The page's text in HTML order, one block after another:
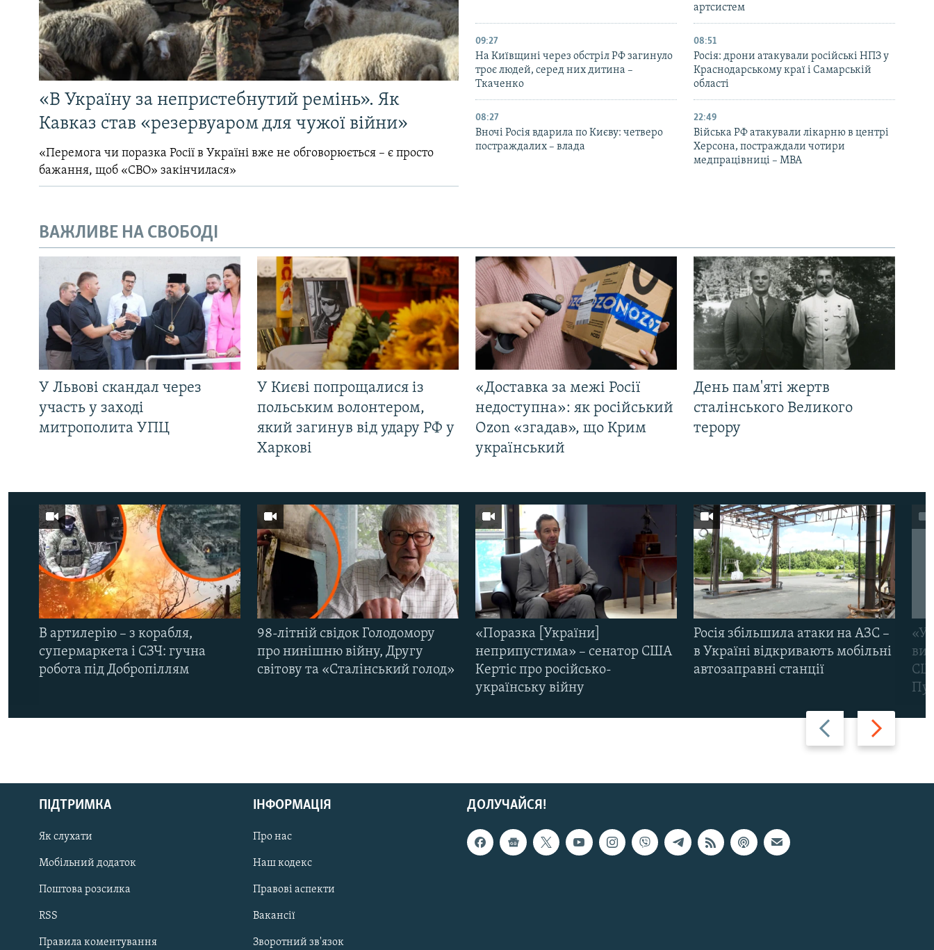
РУС
ДОЛУЧАЙСЯ!
«В Україну за непристебнутий ремінь». Як
Кавказ став «резервуаром для чужої війни»
«Перемога чи поразка Росії в Україні вже не обговорюється – є просто
бажання, щоб «СВО» закінчилася»
артсистем
09:27
На Київщині через обстріл РФ загинуло
троє людей, серед них дитина –
Ткаченко
08:51
Росія: дрони атакували російські НПЗ у
Краснодарському краї і Самарській
області
08:27
Вночі Росія вдарила по Києву: четверо
постраждалих – влада
22:49
Війська РФ атакували лікарню в центрі
Херсона, постраждали чотири
медпрацівниці – МВА
ВАЖЛИВЕ НА СВОБОДІ
У Львові скандал через
участь у заході
митрополита УПЦ
У Києві попрощалися із
польським волонтером,
який загинув від удару РФ у
Харкові
«Доставка за межі Росії
недоступна»: як російський
Ozon «згадав», що Крим
український
День пам'яті жертв
сталінського Великого
терору
Назад Вперед
В артилерію – з корабля,
супермаркета і СЗЧ: гучна
робота під Добропіллям
98-літній свідок Голодомору
про нинішню війну, Другу
світову та «Сталінський голод»
«Поразка [України]
неприпустима» – сенатор США
Кертіс про російсько-
українську війну
Росія збільшила атаки на АЗС –
в Україні відкривають мобільні
автозаправні станції
ДОЛУЧАЙСЯ!
ПІДТРИМКА
Як слухати
Мобільний додаток
Поштова розсилка
RSS
Правила коментування
ІНФОРМАЦІЯ
Про нас
Наш кодекс
Правові аспекти
Вакансії
Зворотний зв'язок